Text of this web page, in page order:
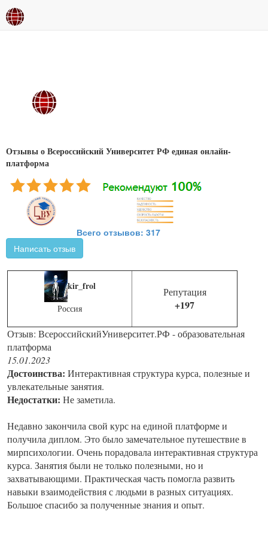
Отзывы о Всероссийский Университет РФ единая онлайн-
платформа
Всего отзывов: 317
Написать отзыв
kir_frol
Россия
Репутация
+197
Отзыв: ВсероссийскийУниверситет.РФ - образовательная
платформа
15.01.2023
Достоинства: Интерактивная структура курса, полезные и
увлекательные занятия.
Недостатки: Не заметила.
Недавно закончила свой курс на единой платформе и
получила диплом. Это было замечательное путешествие в
мирпсихологии. Очень порадовала интерактивная структура
курса. Занятия были не только полезными, но и
захватывающими. Практическая часть помогла развить
навыки взаимодействия с людьми в разных ситуациях.
Большое спасибо за полученные знания и опыт.